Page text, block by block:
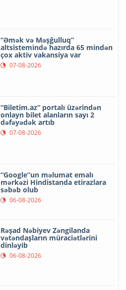
“Əmək və Məşğulluq”
altsistemində hazırda 65 mindən
çox aktiv vakansiya var
07-08-2026
“Biletim.az” portalı üzərindən
onlayn bilet alanların sayı 2
dəfəyədək artıb
07-08-2026
“Google”un məlumat emalı
mərkəzi Hindistanda etirazlara
səbəb olub
06-08-2026
Rəşad Nəbiyev Zəngilanda
vətəndaşların müraciətlərini
dinləyib
06-08-2026